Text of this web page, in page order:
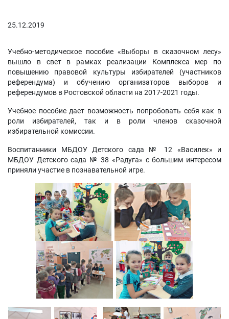
25.12.2019
Учебно-методическое пособие «Выборы в сказочном лесу»
вышло в свет в рамках реализации Комплекса мер по
повышению правовой культуры избирателей (участников
референдума) и обучению организаторов выборов и
референдумов в Ростовской области на 2017-2021 годы.
Учебное пособие дает возможность попробовать себя как в
роли избирателей, так и в роли членов сказочной
избирательной комиссии.
Воспитанники МБДОУ Детского сада № 12 «Василек» и
МБДОУ Детского сада № 38 «Радуга» с большим интересом
приняли участие в познавательной игре.